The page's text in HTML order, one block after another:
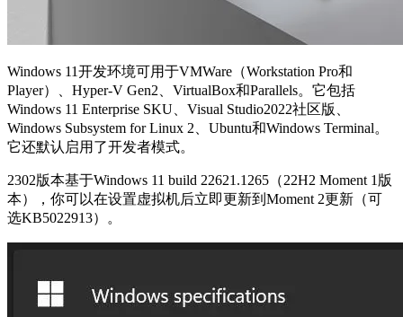
Windows 11开发环境可用于VMWare（Workstation Pro和
Player）、Hyper-V Gen2、VirtualBox和Parallels。它包括
Windows 11 Enterprise SKU、Visual Studio2022社区版、
Windows Subsystem for Linux 2、Ubuntu和Windows Terminal。
它还默认启用了开发者模式。
2302版本基于Windows 11 build 22621.1265（22H2 Moment 1版
本），你可以在设置虚拟机后立即更新到Moment 2更新（可
选KB5022913）。